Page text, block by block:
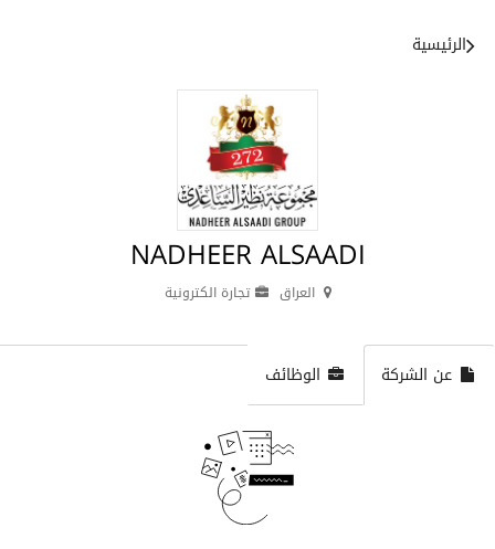
الرئيسية
NADHEER ALSAADI
العراق تجارة الكترونية
عن الشركة الوظائف